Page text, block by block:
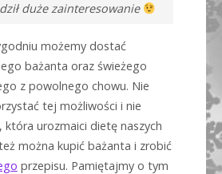
duże zainteresowanie
możemy dostać
bażanta oraz świeżego
z powolnego chowu. Nie
tej możliwości i nie
która urozmaici dietę naszych
można kupić bażanta i zrobić
przepisu. Pamiętajmy o tym